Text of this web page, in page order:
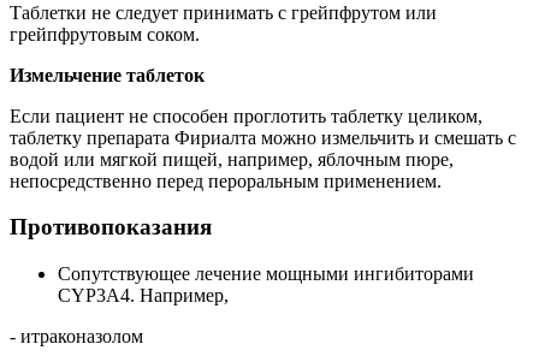
Таблетки не следует принимать с грейпфрутом или
грейпфрутовым соком.
Измельчение таблеток
Если пациент не способен проглотить таблетку целиком,
таблетку препарата Фириалта можно измельчить и смешать с
водой или мягкой пищей, например, яблочным пюре,
непосредственно перед пероральным применением.
Противопоказания
Сопутствующее лечение мощными ингибиторами
CYP3A4. Например,
- итраконазолом